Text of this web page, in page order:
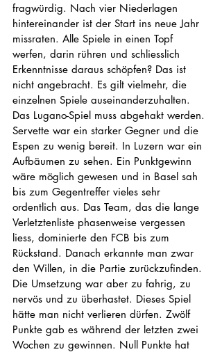
fragwürdig. Nach vier Niederlagen
hintereinander ist der Start ins neue Jahr
missraten. Alle Spiele in einen Topf
werfen, darin rühren und schliesslich
Erkenntnisse daraus schöpfen? Das ist
nicht angebracht. Es gilt vielmehr, die
einzelnen Spiele auseinanderzuhalten.
Das Lugano-Spiel muss abgehakt werden.
Servette war ein starker Gegner und die
Espen zu wenig bereit. In Luzern war ein
Aufbäumen zu sehen. Ein Punktgewinn
wäre möglich gewesen und in Basel sah
bis zum Gegentreffer vieles sehr
ordentlich aus. Das Team, das die lange
Verletztenliste phasenweise vergessen
liess, dominierte den FCB bis zum
Rückstand. Danach erkannte man zwar
den Willen, in die Partie zurückzufinden.
Die Umsetzung war aber zu fahrig, zu
nervös und zu überhastet. Dieses Spiel
hätte man nicht verlieren dürfen. Zwölf
Punkte gab es während der letzten zwei
Wochen zu gewinnen. Null Punkte hat